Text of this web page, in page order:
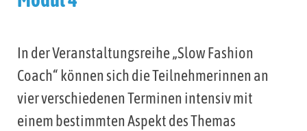
In der Veranstaltungsreihe „Slow Fashion
Coach“ können sich die Teilnehmerinnen an
vier verschiedenen Terminen intensiv mit
einem bestimmten Aspekt des Themas